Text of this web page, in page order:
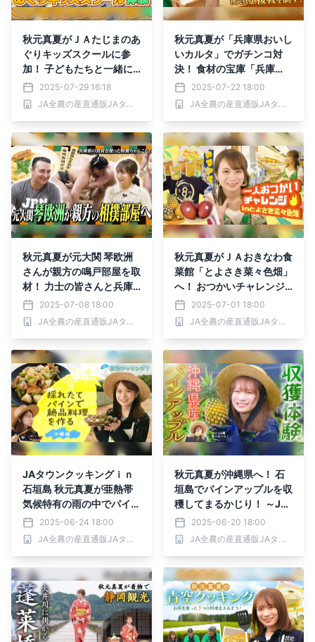
秋元真夏がＪＡたじまのあ
ぐりキッズスクールに参
加！ 子どもたちと一緒に
但馬牛のバーベキューを満
喫！
2025-07-29 16:18
JA全農の産直通販JAタウン
秋元真夏が「兵庫県おいし
いカルタ」でガチンコ対
決！ 食材の宝庫「兵庫
県」の「兵庫県認証食品」
をいただきます！
2025-07-22 18:00
JA全農の産直通販JAタウン
秋元真夏が元大関 琴欧洲
さんが親方の鳴戸部屋を取
材！ 力士の皆さんと兵庫
の食材を使用した「ちゃん
こ」をいただきます！
2025-07-08 18:00
JA全農の産直通販JAタウン
秋元真夏がＪＡおきなわ食
菜館「とよさき菜々色畑」
へ！ おつかいチャレンジ
で沖縄の特産品をお買い
物！
2025-07-01 18:00
JA全農の産直通販JAタウン
JAタウンクッキングｉｎ
石垣島 秋元真夏が亜熱帯
気候特有の雨の中でパイン
入り酢豚を調理
2025-06-24 18:00
JA全農の産直通販JAタウン
秋元真夏が沖縄県へ！ 石
垣島でパインアップルを収
穫してまるかじり！ ～JA
タウンで1000円OFFクー
ポンをプレゼント～
2025-06-20 18:00
JA全農の産直通販JAタウン